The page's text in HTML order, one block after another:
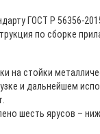
ГОСТ Р 56356-
по сборке
на стойки
и дальнейшем
шесть ярусов –